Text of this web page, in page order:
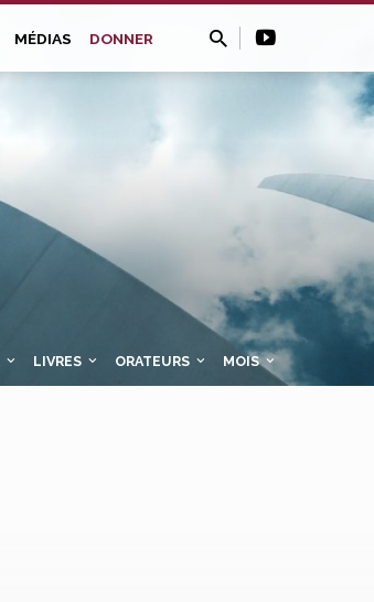
MÉDIAS DONNER
LIVRES ORATEURS MOIS